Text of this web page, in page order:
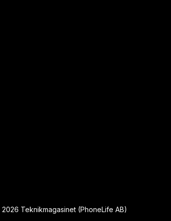
2026 Teknikmagasinet (PhoneLife AB)